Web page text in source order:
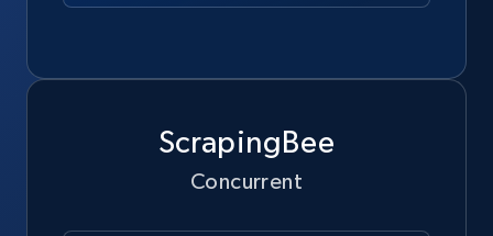
ScrapingBee
Concurrent